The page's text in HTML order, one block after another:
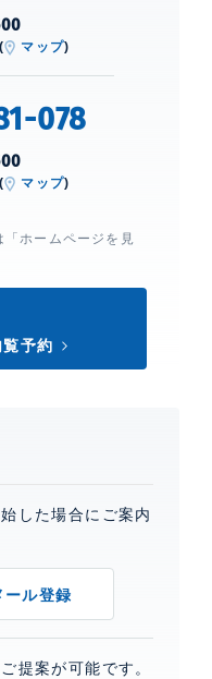
マップ)
078
マップ)
ホームページを見
予約
した場合にご案内
ール登録
提案が可能です。